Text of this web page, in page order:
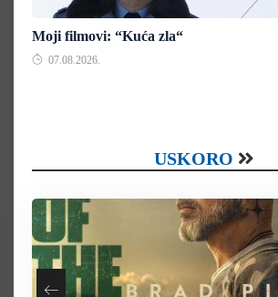
Moji filmovi: “Kuća zla“
07.08.2026.
USKORO